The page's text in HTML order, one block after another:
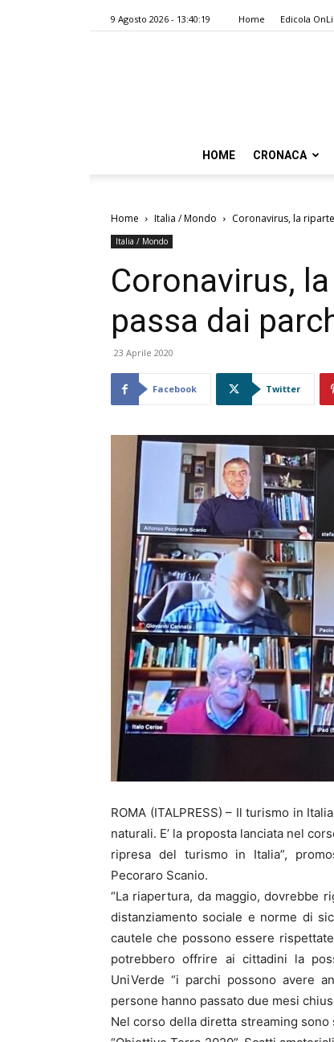
9 Agosto 2026 - 13:40:19 Home Edicola
HOME CRONACA
Home Italia / Mondo Coronavirus, la
Italia / Mondo
Coronavirus,
passa dai
23 Aprile 2020
Facebook Twitter
ROMA (ITALPRESS) – Il turismo in
naturali. E’ la proposta lanciata nel
ripresa del turismo in Italia”,
Pecoraro Scanio.
“La riapertura, da maggio, dovrebbe
distanziamento sociale e norme di
cautele che possono essere
potrebbero offrire ai cittadini la
UniVerde “i parchi possono avere
persone hanno passato due mesi
Nel corso della diretta streaming